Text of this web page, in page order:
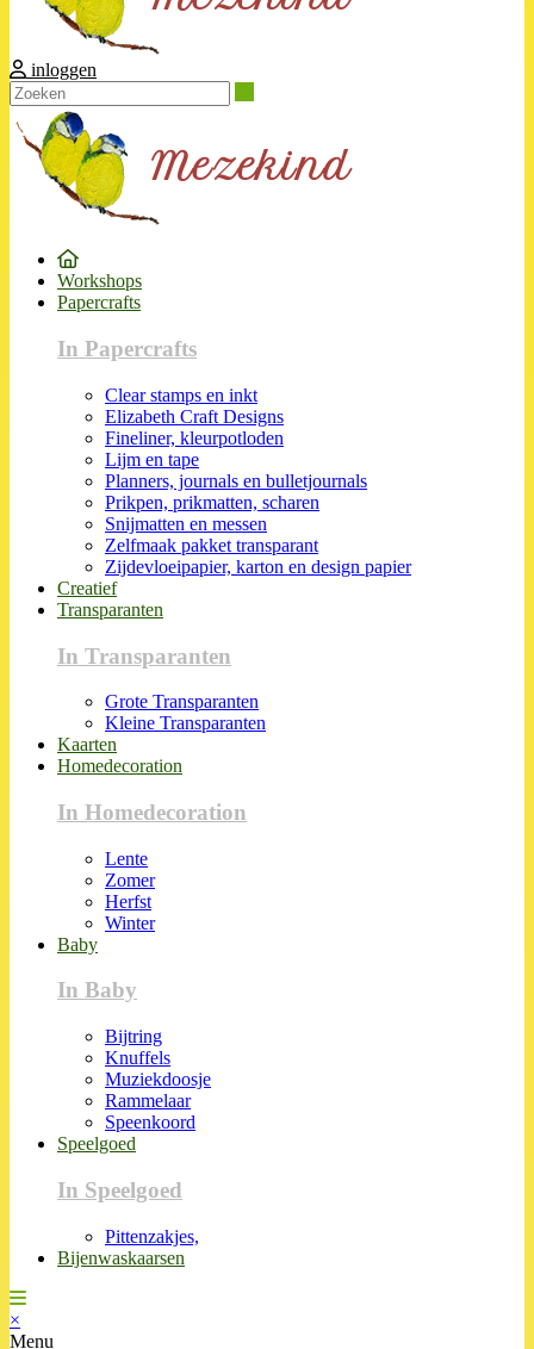
inloggen
Workshops
Papercrafts
In Papercrafts
Clear stamps en inkt
Elizabeth Craft Designs
Fineliner, kleurpotloden
Lijm en tape
Planners, journals en bulletjournals
Prikpen, prikmatten, scharen
Snijmatten en messen
Zelfmaak pakket transparant
Zijdevloeipapier, karton en design papier
Creatief
Transparanten
In Transparanten
Grote Transparanten
Kleine Transparanten
Kaarten
Homedecoration
In Homedecoration
Lente
Zomer
Herfst
Winter
Baby
In Baby
Bijtring
Knuffels
Muziekdoosje
Rammelaar
Speenkoord
Speelgoed
In Speelgoed
Pittenzakjes,
Bijenwaskaarsen
×
Menu